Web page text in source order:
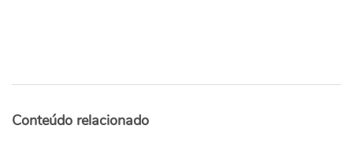
Conteúdo relacionado